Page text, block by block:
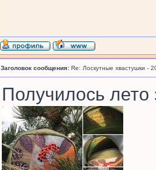
Заголовок сообщения: Re: Лоскутные хвастушки -
Получилось лето